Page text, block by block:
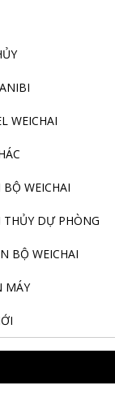
WEICHAI
WEICHAI
DỰ PHÒNG
BỘ WEICHAI
MÁY
Cơ Weichai